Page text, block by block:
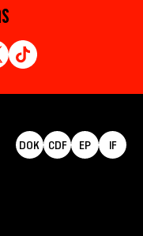
DOK CDF EP IF